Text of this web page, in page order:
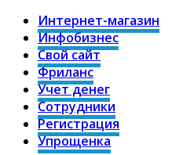
Интернет-магазин
Инфобизнес
Свой сайт
Фриланс
Учет денег
Сотрудники
Регистрация
Упрощенка